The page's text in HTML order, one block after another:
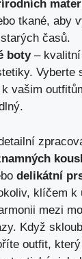
tkané, aby
časů.
boty– kvalitní
Vyberte
k vašim
delikátní
klíčem k
mezi
Když
outfit,